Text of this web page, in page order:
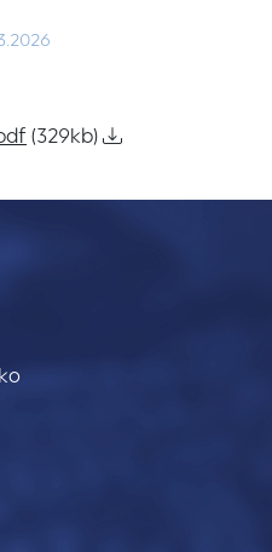
(329kb)